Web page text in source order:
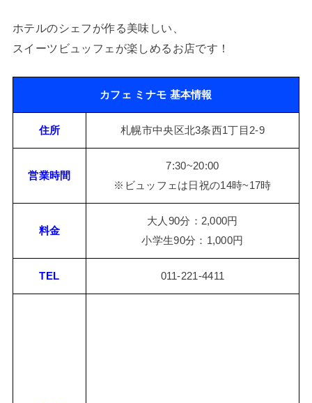
ホテルのシェフが作る美味しい、
スイーツビュッフェが楽しめるお店です！
カフェ ミナモ 基本情報
住所 札幌市中央区北3条西1丁目2-9
営業時間
7:30~20:00
※ビュッフェは日祝の14時~17時
料金
大人90分：2,000円
小学生90分：1,000円
TEL 011-221-4411